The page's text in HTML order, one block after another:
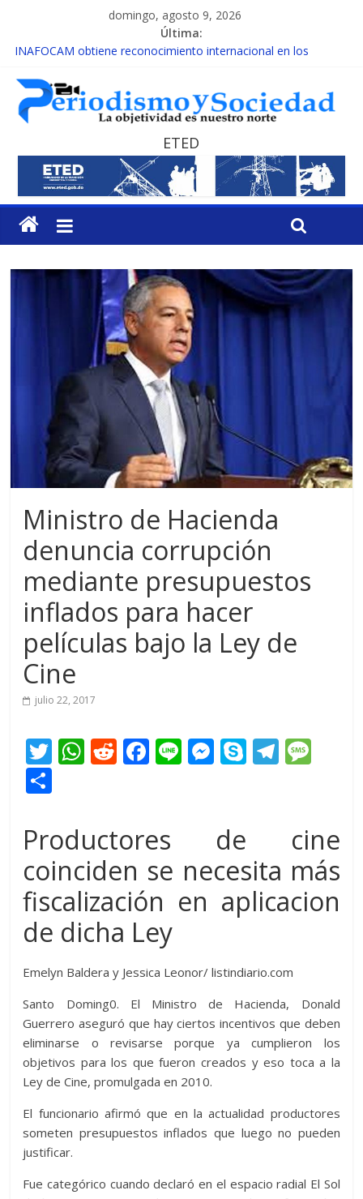
domingo, agosto 9, 2026
Última:
INAFOCAM obtiene reconocimiento internacional en los
15 de febrero de cada año es Día Nacional de la lucha contra el
cáncer infantil
EL ENFOQUE UNILATERAL DE LA COALICIÓN
MESCyT y Universidad Albizu apoyarán rehabilitación de
reclusos
MESCyT presenta calendario de Consulta Nacional por la
Educación
ETED
Ministro de Hacienda
denuncia corrupción
mediante presupuestos
inflados para hacer
películas bajo la Ley de
Cine
julio 22, 2017
T
er
W
s
A
p
p
R
di
t
F
b
o
o
k
Li M
e
n
g
er
S
e
T
gr
a
m
a
g
e
m
p
ar
ti
r
Productores de cine
coinciden se necesita más
fiscalización en aplicacion
de dicha Ley
Emelyn Baldera y Jessica Leonor/ listindiario.com
Santo Doming0. El Ministro de Hacienda, Donald
Guerrero aseguró que hay ciertos incentivos que deben
eliminarse o revisarse porque ya cumplieron los
objetivos para los que fueron creados y eso toca a la
Ley de Cine, promulgada en 2010.
El funcionario afirmó que en la actualidad productores
someten presupuestos inflados que luego no pueden
justificar.
Fue categórico cuando declaró en el espacio radial El Sol